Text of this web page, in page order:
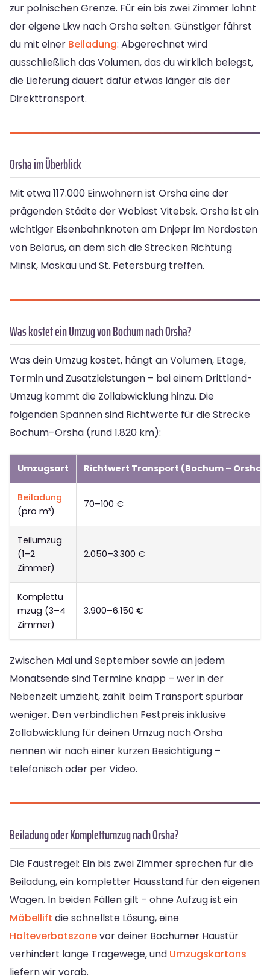
zur polnischen Grenze. Für ein bis zwei Zimmer lohnt
der eigene Lkw nach Orsha selten. Günstiger fährst
du mit einer Beiladung: Abgerechnet wird
ausschließlich das Volumen, das du wirklich belegst,
die Lieferung dauert dafür etwas länger als der
Direkttransport.
Orsha im Überblick
Mit etwa 117.000 Einwohnern ist Orsha eine der
prägenden Städte der Woblast Vitebsk. Orsha ist ein
wichtiger Eisenbahnknoten am Dnjepr im Nordosten
von Belarus, an dem sich die Strecken Richtung
Minsk, Moskau und St. Petersburg treffen.
Was kostet ein Umzug von Bochum nach Orsha?
Was dein Umzug kostet, hängt an Volumen, Etage,
Termin und Zusatzleistungen – bei einem Drittland-
Umzug kommt die Zollabwicklung hinzu. Die
folgenden Spannen sind Richtwerte für die Strecke
Bochum–Orsha (rund 1.820 km):
Umzugsart Richtwert Transport (Bochum – Orsha)
Beiladung
(pro m³)
70–100 €
Teilumzug
(1–2
Zimmer)
2.050–3.300 €
Komplettu
mzug (3–4
Zimmer)
3.900–6.150 €
Zwischen Mai und September sowie an jedem
Monatsende sind Termine knapp – wer in der
Nebenzeit umzieht, zahlt beim Transport spürbar
weniger. Den verbindlichen Festpreis inklusive
Zollabwicklung für deinen Umzug nach Orsha
nennen wir nach einer kurzen Besichtigung –
telefonisch oder per Video.
Beiladung oder Komplettumzug nach Orsha?
Die Faustregel: Ein bis zwei Zimmer sprechen für die
Beiladung, ein kompletter Hausstand für den eigenen
Wagen. In beiden Fällen gilt – ohne Aufzug ist ein
Möbellift die schnellste Lösung, eine
Halteverbotszonevor deiner Bochumer Haustür
verhindert lange Tragewege, und Umzugskartons
liefern wir vorab.